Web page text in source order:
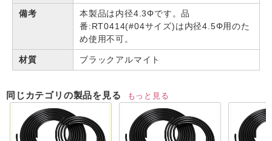
備考
本製品は内径4.3Φです。品
番:RT0414(#04サイズ)は内径4.5Φ用のた
め使用不可。
材質 ブラックアルマイト
同じカテゴリの製品を見る もっと見る